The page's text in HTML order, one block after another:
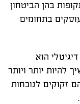
בהן הביטחון
בתחומים
הוא
להיות יותר ויותר
זקוקים לנוכחות